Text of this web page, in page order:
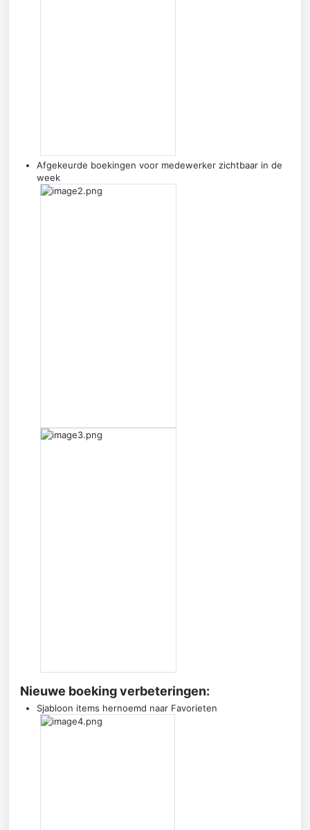
Afgekeurde boekingen voor medewerker zichtbaar in de
week
Nieuwe boeking verbeteringen:
Sjabloon items hernoemd naar Favorieten